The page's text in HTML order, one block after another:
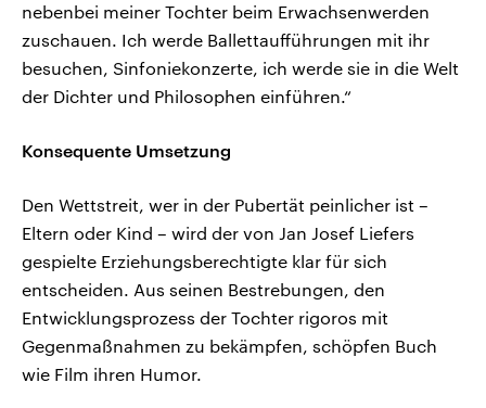
nebenbei meiner Tochter beim Erwachsenwerden
zuschauen. Ich werde Ballettaufführungen mit ihr
besuchen, Sinfoniekonzerte, ich werde sie in die Welt
der Dichter und Philosophen einführen.“
Konsequente Umsetzung
Den Wettstreit, wer in der Pubertät peinlicher ist –
Eltern oder Kind – wird der von Jan Josef Liefers
gespielte Erziehungsberechtigte klar für sich
entscheiden. Aus seinen Bestrebungen, den
Entwicklungsprozess der Tochter rigoros mit
Gegenmaßnahmen zu bekämpfen, schöpfen Buch
wie Film ihren Humor.